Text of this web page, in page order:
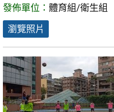
發佈單位： 體育組/衛生組
瀏覽照片